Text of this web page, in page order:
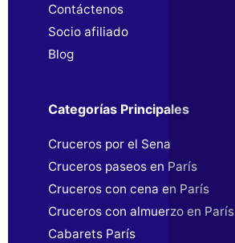
Contáctenos
Socio afiliado
Blog
Categorías Principales
Cruceros por el Sena
Cruceros paseos en París
Cruceros con cena en París
Cruceros con almuerzo en París
Cabarets París